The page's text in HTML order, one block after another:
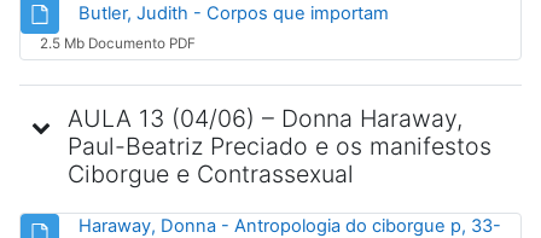
Butler, Judith - Corpos que importam
2.5 Mb Documento PDF
AULA 13 (04/06) – Donna Haraway,
Paul-Beatriz Preciado e os manifestos
Ciborgue e Contrassexual
Haraway, Donna - Antropologia do ciborgue p, 33-